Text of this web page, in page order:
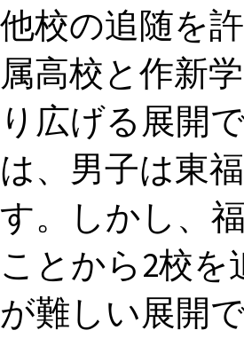
他校の追随を
属高校と作新
り広げる展開
は、男子は東
す。しかし、
ことから2校
が難しい展開